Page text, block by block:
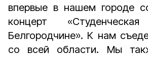
впервые в нашем городе
концерт
Белгородчине». К нам
со всей области. Мы